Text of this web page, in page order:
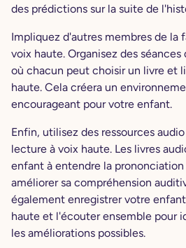
des prédictions sur la suite de
Impliquez d'autres membres de la
voix haute. Organisez des
où chacun peut choisir un livre et
haute. Cela créera un
encourageant pour votre enfant.
Enfin, utilisez des ressources
lecture à voix haute. Les livres
enfant à entendre la
améliorer sa compréhension
également enregistrer votre
haute et l'écouter ensemble pour
les améliorations possibles.